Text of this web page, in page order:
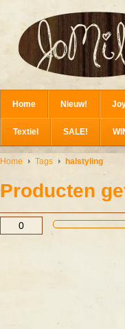
Home Nieuw!
Textiel SALE!
Home Tags halstyling
Producten